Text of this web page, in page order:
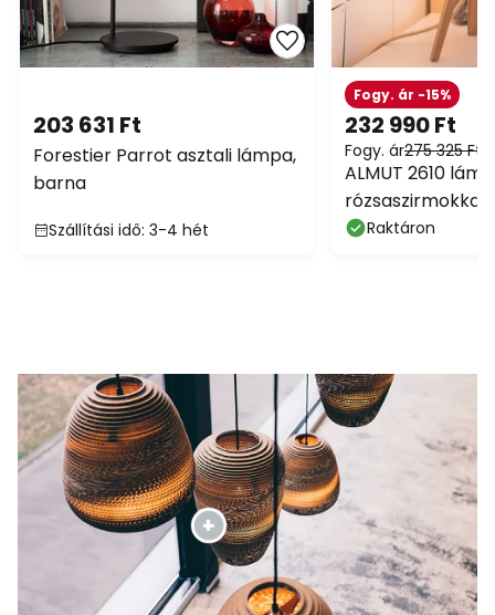
203 631 Ft
Forestier Parrot asztali lámpa,
barna
Szállítási idő: 3-4 hét
232 990 Ft
Fogy. ár275 325 Ft
Fogy. ár -15%
ALMUT 2610
rózsaszirmokkal
Raktáron